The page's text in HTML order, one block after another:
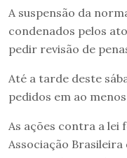
A suspensão da
condenados pelos
pedir revisão de
Até a tarde deste
pedidos em ao
As ações contra a lei
Associação